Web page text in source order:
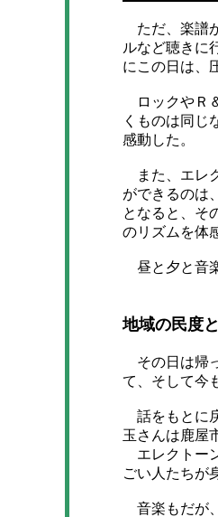
ただ、楽譜
ルなど聴きに
にこの日は、
ロックやＲ
くものは同じ
感動した。
また、エレ
ができるのは
となると、そ
のリズムを体
昼と夕と音
地域の民度
その日は帰
て、そして今
話をもとに
玉さんは鹿屋
エレクトー
ごい人たちが
音楽もだが